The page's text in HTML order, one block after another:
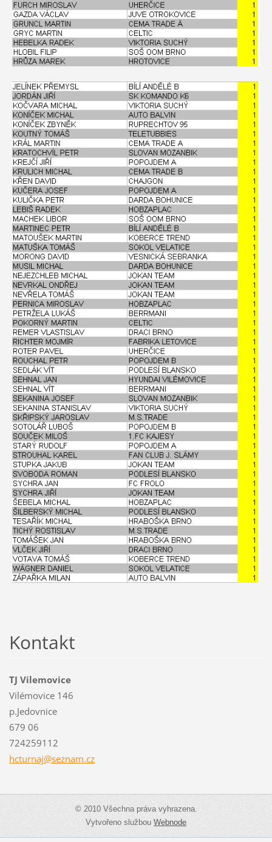
Kontakt
TJ Vilemovice
Vilémovice 146
p.Jedovnice
679 06
724259112
hcturnaj@seznam.cz
© 2010 Všechna práva vyhrazena.
Vytvořeno službouWebnode